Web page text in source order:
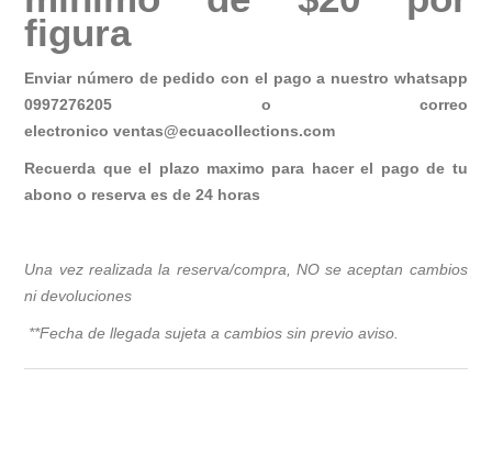
figura
Enviar número de pedido con el pago a nuestro whatsapp
0997276205 o correo
electronicoventas@ecuacollections.com
Recuerda que el plazo maximo para hacer el pago de tu
abono o reserva es de 24 horas
Una vez realizada la reserva/compra, NO se aceptan cambios
ni devoluciones
**Fecha de llegada sujeta a cambios sin previo aviso.